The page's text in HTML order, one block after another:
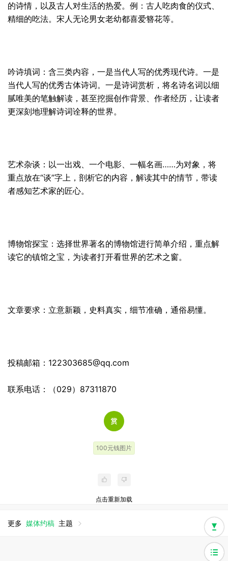
的诗情，以及古人对生活的热爱。例：古人吃肉食的仪式、
精细的吃法。宋人无论男女老幼都喜爱簪花等。
吟诗填词：含三类内容，一是当代人写的优秀现代诗。一是
当代人写的优秀古体诗词。一是诗词赏析，将名诗名词以细
腻唯美的笔触解读，甚至挖掘创作背景、作者经历，让读者
更深刻地理解诗词诠释的世界。
艺术杂谈：以一出戏、一个电影、一幅名画……为对象，将
重点放在“谈”字上，剖析它的内容，解读其中的情节，带读
者感知艺术家的匠心。
博物馆探宝：选择世界著名的博物馆进行简单介绍，重点解
读它的镇馆之宝，为读者打开看世界的艺术之窗。
文章要求：立意新颖，史料真实，细节准确，通俗易懂。
投稿邮箱：122303685@qq.com
联系电话：（029）87311870
100元钱图片
点击重新加载
更多 媒体约稿 主题